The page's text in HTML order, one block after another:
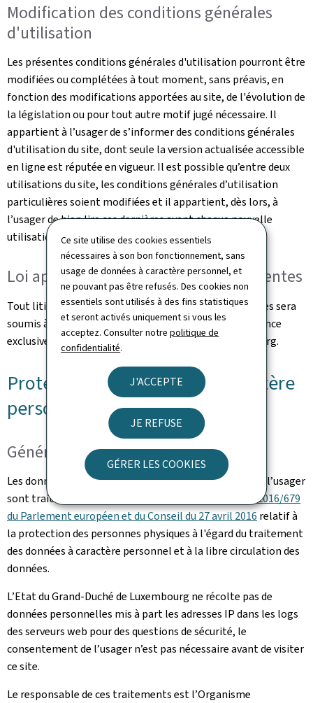
Ce site utilise des cookies essentiels
nécessaires à son bon fonctionnement, sans
usage de données à caractère personnel, et
ne pouvant pas être refusés. Des cookies non
essentiels sont utilisés à des fins statistiques
et seront activés uniquement si vous les
acceptez. Consulter notrepolitique de
confidentialité.
J'ACCEPTE
JE REFUSE
GÉRER LES COOKIES
Modification des conditions générales
d'utilisation
Les présentes conditions générales d'utilisation pourront être
modifiées ou complétées à tout moment, sans préavis, en
fonction des modifications apportées au site, de l'évolution de
la législation ou pour tout autre motif jugé nécessaire. Il
appartient à l’usager de s’informer des conditions générales
d'utilisation du site, dont seule la version actualisée accessible
en ligne est réputée en vigueur. Il est possible qu’entre deux
utilisations du site, les conditions générales d’utilisation
particulières soient modifiées et il appartient, dès lors, à
l’usager de bien lire ces dernières avant chaque nouvelle
utilisation.
Loi applicable et juridictions compétentes
Tout litige relatif à l'utilisation de ce site et ses Services sera
soumis à la loi luxembourgeoise et sera de la compétence
exclusive des juridictions du Grand-Duché de Luxembourg.
Protection des données à caractère
personnel
Généralités
Les données à caractère personnel communiquées par l’usager
sont traitées en conformité avec le
Règlement (UE) 2016/679
du Parlement européen et du Conseil du 27 avril 2016 relatif à
la protection des personnes physiques à l'égard du traitement
des données à caractère personnel et à la libre circulation des
données.
L’Etat du Grand-Duché de Luxembourg ne récolte pas de
données personnelles mis à part les adresses IP dans les logs
des serveurs web pour des questions de sécurité, le
consentement de l’usager n’est pas nécessaire avant de visiter
ce site.
Le responsable de ces traitements est l’Organisme